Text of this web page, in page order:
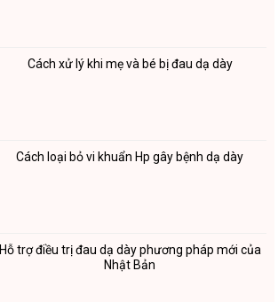
Cách xử lý khi mẹ và bé bị đau dạ dày
Cách loại bỏ vi khuẩn Hp gây bệnh dạ dày
Hỗ trợ điều trị đau dạ dày phương pháp mới của
Nhật Bản